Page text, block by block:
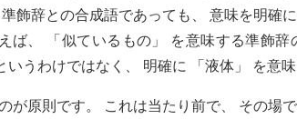
飾辞との合成語であっても、 意味を明確
ば、 「似ているもの」 を意味する準飾
うわけではなく、 明確に 「液体」 を意
が原則です。 これは当たり前で、 その場